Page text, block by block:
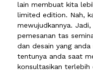
lain membuat kita
limited edition. Nah,
mewujudkannya.
pemesanan tas
dan desain yang
tentunya anda saat
konsultasikan terlebih